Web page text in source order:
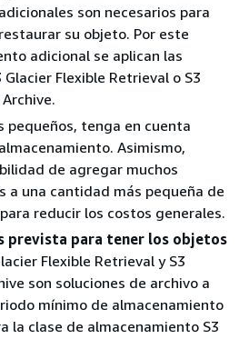
son necesarios para
su objeto. Por este
adicional se aplican las
Flexible Retrieval o S3
pequeños, tenga en cuenta
Asimismo,
de agregar muchos
a una cantidad más pequeña de
reducir los costos generales.
prevista para tener los objetos
Flexible Retrieval y S3
son soluciones de archivo a
mínimo de almacenamiento
la clase de almacenamiento S3